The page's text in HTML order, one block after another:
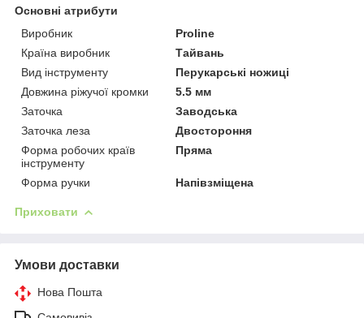
Основні атрибути
Виробник
Proline
Країна виробник
Тайвань
Вид інструменту
Перукарські ножиці
Довжина ріжучої кромки
5.5 мм
Заточка
Заводська
Заточка леза
Двостороння
Форма робочих країв
інструменту
Пряма
Форма ручки Напівзміщена
Приховати
Умови доставки
Нова Пошта